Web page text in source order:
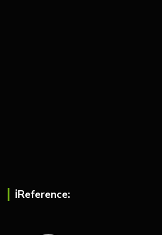
ℹ︎Reference: